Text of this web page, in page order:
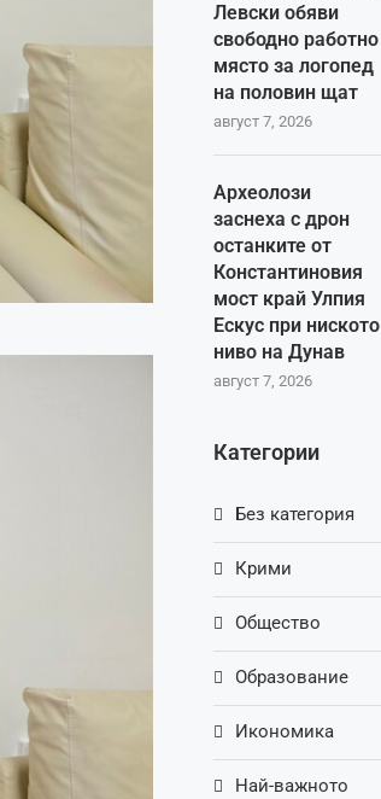
Левски обяви
свободно работно
място за логопед
на половин щат
август 7, 2026
Археолози
заснеха с дрон
останките от
Константиновия
мост край Улпия
Ескус при ниското
ниво на Дунав
август 7, 2026
Категории
Без категория
Крими
Общество
Образование
Икономика
Най-важното